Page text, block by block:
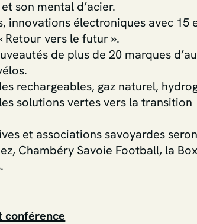
son mental d’acier.
innovations électroniques avec 15
Retour vers le futur ».
de plus de 20 marques
rechargeables, gaz naturel,
solutions vertes vers la transition
et associations savoyardes
Chambéry Savoie Football, la
conférence